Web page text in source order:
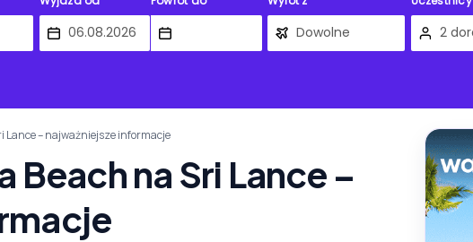
Lance – najważniejsze informacje
Beach na Sri Lance –